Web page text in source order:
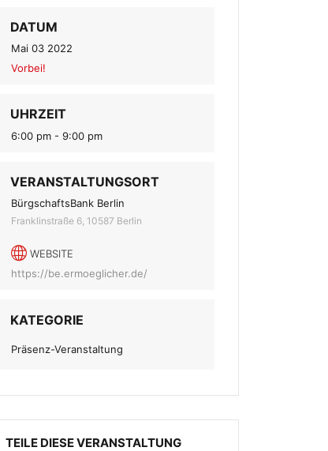
DATUM
Mai 03 2022
Vorbei!
UHRZEIT
6:00 pm - 9:00 pm
VERANSTALTUNGSORT
BürgschaftsBank Berlin
Franklinstraße 6, 10587 Berlin
WEBSITE
https://be.ermoeglicher.de/
KATEGORIE
Präsenz-Veranstaltung
TEILE DIESE VERANSTALTUNG